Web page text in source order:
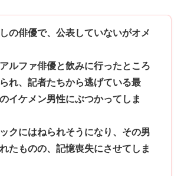
の俳優で、公表していないがオメ
ルファ俳優と飲みに行ったところ
れ、記者たちから逃げている最
イケメン男性にぶつかってしま
クにはねられそうになり、その男
たものの、記憶喪失にさせてしま